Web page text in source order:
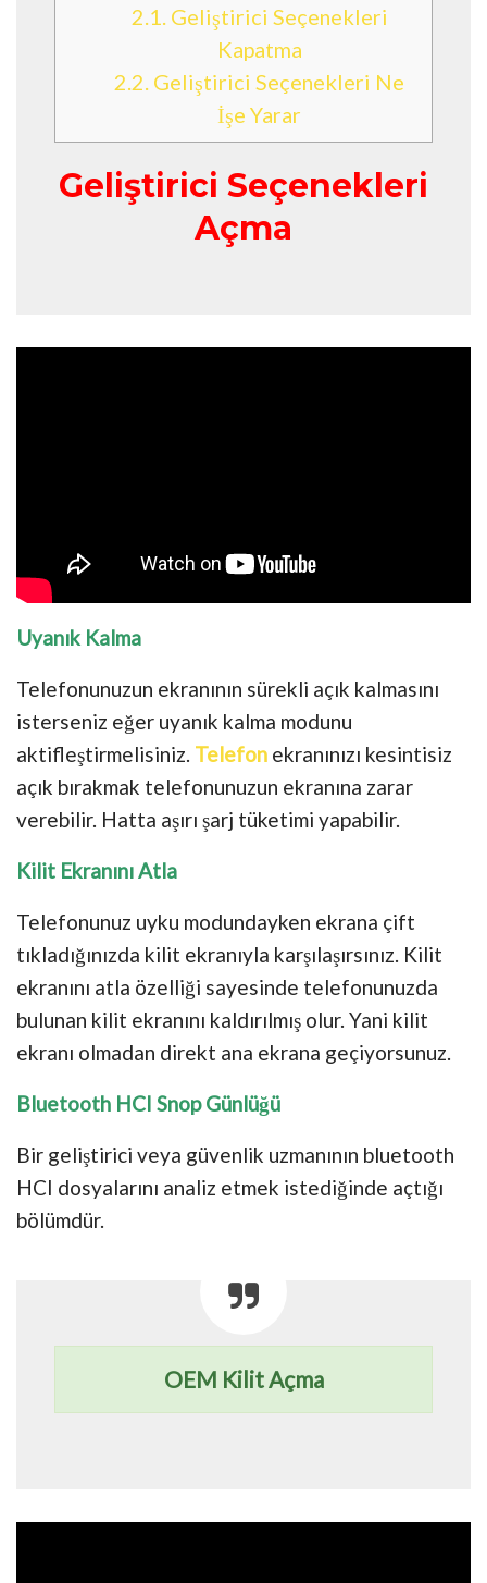
2.1. Geliştirici Seçenekleri
Kapatma
2.2. Geliştirici Seçenekleri Ne
İşe Yarar
Geliştirici Seçenekleri
Açma
Uyanık Kalma
Telefonunuzun ekranının sürekli açık kalmasını
isterseniz eğer uyanık kalma modunu
aktifleştirmelisiniz. Telefon ekranınızı kesintisiz
açık bırakmak telefonunuzun ekranına zarar
verebilir. Hatta aşırı şarj tüketimi yapabilir.
Kilit Ekranını Atla
Telefonunuz uyku modundayken ekrana çift
tıkladığınızda kilit ekranıyla karşılaşırsınız. Kilit
ekranını atla özelliği sayesinde telefonunuzda
bulunan kilit ekranını kaldırılmış olur. Yani kilit
ekranı olmadan direkt ana ekrana geçiyorsunuz.
Bluetooth HCI Snop Günlüğü
Bir geliştirici veya güvenlik uzmanının bluetooth
HCI dosyalarını analiz etmek istediğinde açtığı
bölümdür.
OEM Kilit Açma